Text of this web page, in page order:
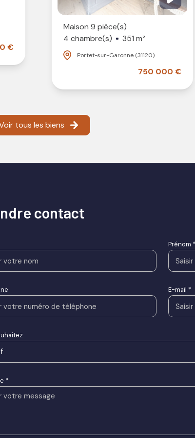
€
Maison 9 pièce(s)
4 chambre(s)
351 m²
Portet-sur-Garonne (31120)
750 000 €
tous les biens
contact
Prénom *
E-mail *
*